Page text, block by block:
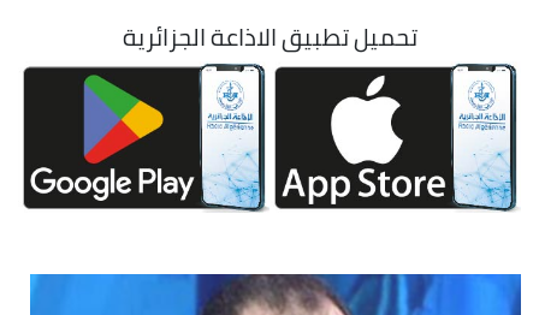
تحميل تطبيق الاذاعة الجزائرية